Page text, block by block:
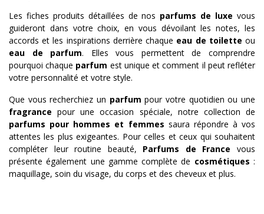
Les fiches produits détaillées de nos parfums de luxe vous
guideront dans votre choix, en vous dévoilant les notes, les
accords et les inspirations derrière chaque eau de toilette ou
eau de parfum. Elles vous permettent de comprendre
pourquoi chaque parfum est unique et comment il peut refléter
votre personnalité et votre style.
Que vous recherchiez un parfum pour votre quotidien ou une
fragrance pour une occasion spéciale, notre collection de
parfums pour hommes et femmes saura répondre à vos
attentes les plus exigeantes. Pour celles et ceux qui souhaitent
compléter leur routine beauté, Parfums de France vous
présente également une gamme complète de cosmétiques :
maquillage, soin du visage, du corps et des cheveux et plus.